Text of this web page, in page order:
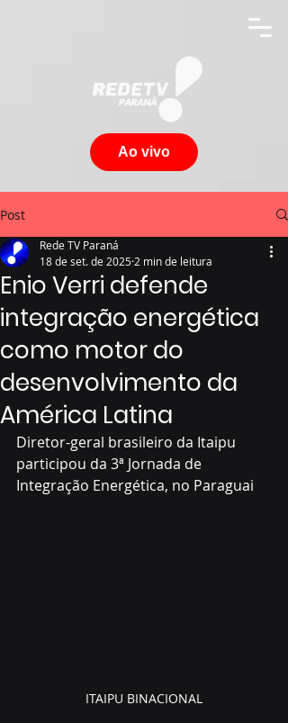
Ao vivo
Post
Enio Verri defende
integração energética
como motor do
desenvolvimento da
América Latina
Rede TV Paraná
18 de set. de 2025 2 min de leitura
Diretor-geral brasileiro da Itaipu
participou da 3ª Jornada de
Integração Energética, no Paraguai
ITAIPU BINACIONAL